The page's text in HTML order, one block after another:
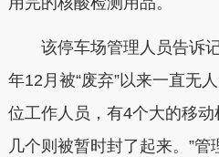
该停车场管理人员告诉记
年12月被“废弃”以来一直无
位工作人员，有4个大的移
几个则被暂时封了起来。”